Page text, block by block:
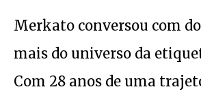
Merkato conversou com
mais do universo da
Com 28 anos de uma